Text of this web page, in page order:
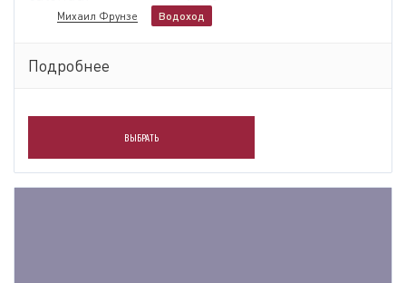
Михаил Фрунзе Водоход
Подробнее
ВЫБРАТЬ